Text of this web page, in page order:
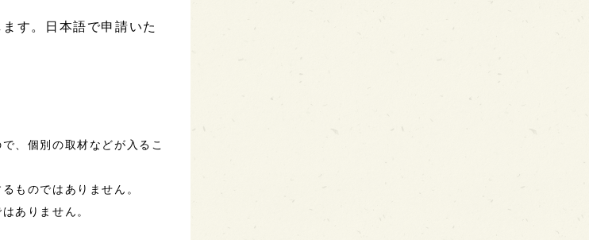
す。日本語で申請いた
、個別の取材などが入るこ
ものではありません。
ありません。